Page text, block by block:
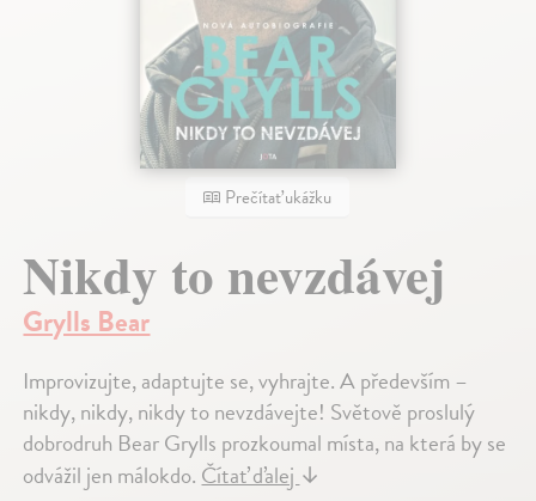
Prečítať ukážku
Nikdy to nevzdávej
Grylls Bear
Improvizujte, adaptujte se, vyhrajte. A především –
nikdy, nikdy, nikdy to nevzdávejte! Světově proslulý
dobrodruh Bear Grylls prozkoumal místa, na která by se
odvážil jen málokdo.Čítať ďalej↓